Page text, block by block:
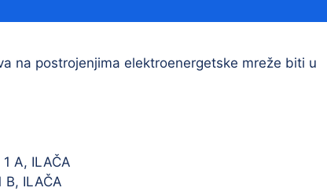
Sponzorstva i donacije
Civilna zaštita
na postrojenjima elektroenergetske mreže biti u
A, ILAČA
B, ILAČA